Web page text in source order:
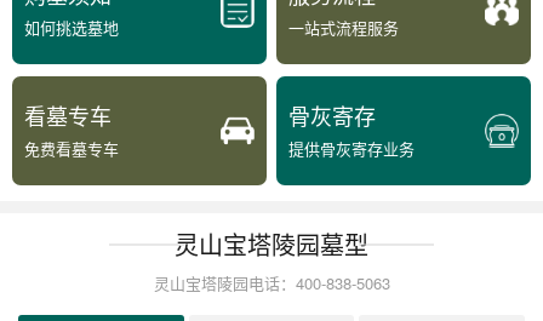
如何挑选墓地 一站式流程服务
看墓专车
免费看墓专车
骨灰寄存
提供骨灰寄存业务
灵山宝塔陵园墓型
灵山宝塔陵园电话：400-838-5063